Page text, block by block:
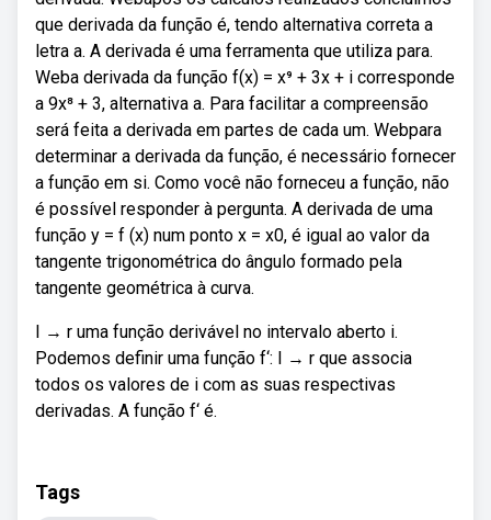
que derivada da função é, tendo alternativa correta a
letra a. A derivada é uma ferramenta que utiliza para.
Weba derivada da função f(x) = x⁹ + 3x + i corresponde
a 9x⁸ + 3, alternativa a. Para facilitar a compreensão
será feita a derivada em partes de cada um. Webpara
determinar a derivada da função, é necessário fornecer
a função em si. Como você não forneceu a função, não
é possível responder à pergunta. A derivada de uma
função y = f (x) num ponto x = x0, é igual ao valor da
tangente trigonométrica do ângulo formado pela
tangente geométrica à curva.
I → r uma função derivável no intervalo aberto i.
Podemos definir uma função f‘: I → r que associa
todos os valores de i com as suas respectivas
derivadas. A função f‘ é.
Tags